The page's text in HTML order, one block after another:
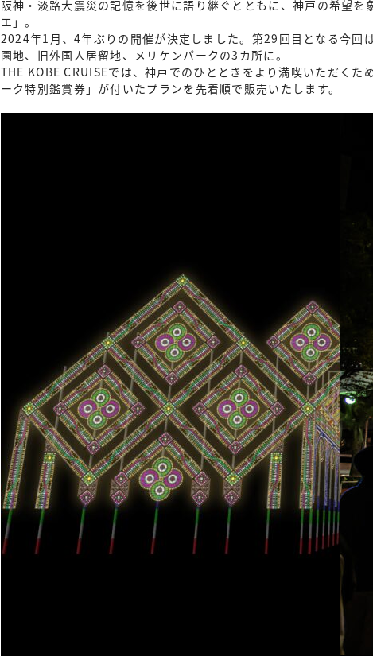
阪神・淡路大震災の記憶を後世に語り継ぐとともに、神戸の希望
エ」。
2024年1月、4年ぶりの開催が決定しました。第29回目となる今回
園地、旧外国人居留地、メリケンパークの3カ所に。
THE KOBE CRUISEでは、神戸でのひとときをより満喫いただく
ーク特別鑑賞券」が付いたプランを先着順で販売いたします。